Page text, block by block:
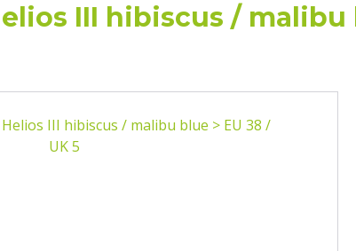
III hibiscus / malibu